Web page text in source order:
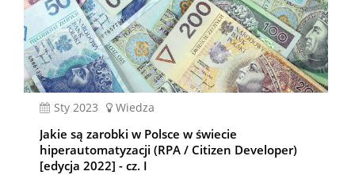
sty 2023 Wiedza
Jakie są zarobki w Polsce w świecie
hiperautomatyzacji (RPA / Citizen Developer)
[edycja 2022] - cz. I